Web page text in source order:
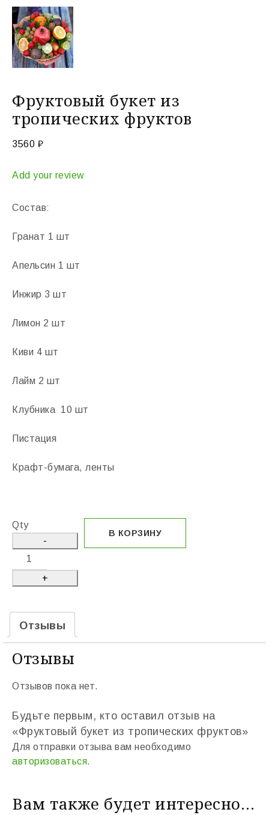
Фруктовый букет из
тропических фруктов
3560 ₽
Add your review
Состав:
Гранат 1 шт
Апельсин 1 шт
Инжир 3 шт
Лимон 2 шт
Киви 4 шт
Лайм 2 шт
Клубника 10 шт
Пистация
Крафт-бумага, ленты
Qty
В КОРЗИНУ
Отзывы
Отзывы
Отзывов пока нет.
Будьте первым, кто оставил отзыв на
«Фруктовый букет из тропических фруктов»
Для отправки отзыва вам необходимо
авторизоваться.
Вам также будет интересно…